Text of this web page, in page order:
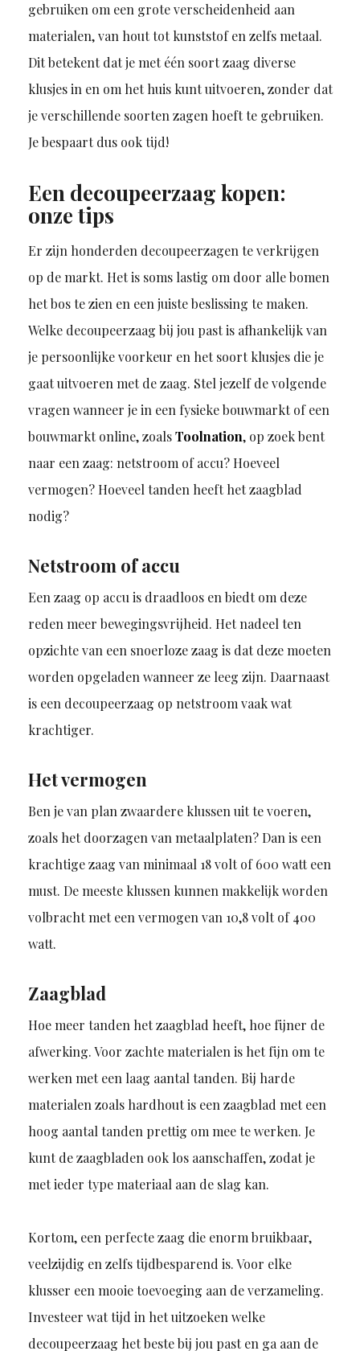
gebruiken om een grote verscheidenheid aan
materialen, van hout tot kunststof en zelfs metaal.
Dit betekent dat je met één soort zaag diverse
klusjes in en om het huis kunt uitvoeren, zonder dat
je verschillende soorten zagen hoeft te gebruiken.
Je bespaart dus ook tijd!
Een decoupeerzaag kopen:
onze tips
Er zijn honderden decoupeerzagen te verkrijgen
op de markt. Het is soms lastig om door alle bomen
het bos te zien en een juiste beslissing te maken.
Welke decoupeerzaag bij jou past is afhankelijk van
je persoonlijke voorkeur en het soort klusjes die je
gaat uitvoeren met de zaag. Stel jezelf de volgende
vragen wanneer je in een fysieke bouwmarkt of een
bouwmarkt online, zoalsToolnation, op zoek bent
naar een zaag: netstroom of accu? Hoeveel
vermogen? Hoeveel tanden heeft het zaagblad
nodig?
Netstroom of accu
Een zaag op accu is draadloos en biedt om deze
reden meer bewegingsvrijheid. Het nadeel ten
opzichte van een snoerloze zaag is dat deze moeten
worden opgeladen wanneer ze leeg zijn. Daarnaast
is een decoupeerzaag op netstroom vaak wat
krachtiger.
Het vermogen
Ben je van plan zwaardere klussen uit te voeren,
zoals het doorzagen van metaalplaten? Dan is een
krachtige zaag van minimaal 18 volt of 600 watt een
must. De meeste klussen kunnen makkelijk worden
volbracht met een vermogen van 10,8 volt of 400
watt.
Zaagblad
Hoe meer tanden het zaagblad heeft, hoe fijner de
afwerking. Voor zachte materialen is het fijn om te
werken met een laag aantal tanden. Bij harde
materialen zoals hardhout is een zaagblad met een
hoog aantal tanden prettig om mee te werken. Je
kunt de zaagbladen ook los aanschaffen, zodat je
met ieder type materiaal aan de slag kan.
Kortom, een perfecte zaag die enorm bruikbaar,
veelzijdig en zelfs tijdbesparend is. Voor elke
klusser een mooie toevoeging aan de verzameling.
Investeer wat tijd in het uitzoeken welke
decoupeerzaag het beste bij jou past en ga aan de